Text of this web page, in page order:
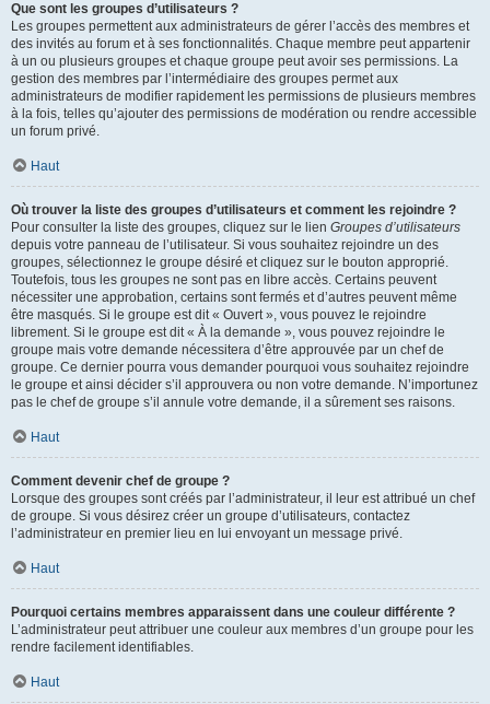
Que sont les groupes d’utilisateurs ?
Les groupes permettent aux administrateurs de gérer l’accès des membres et
des invités au forum et à ses fonctionnalités. Chaque membre peut appartenir
à un ou plusieurs groupes et chaque groupe peut avoir ses permissions. La
gestion des membres par l’intermédiaire des groupes permet aux
administrateurs de modifier rapidement les permissions de plusieurs membres
à la fois, telles qu’ajouter des permissions de modération ou rendre accessible
un forum privé.
Haut
Où trouver la liste des groupes d’utilisateurs et comment les rejoindre ?
Pour consulter la liste des groupes, cliquez sur le lien Groupes d’utilisateurs
depuis votre panneau de l’utilisateur. Si vous souhaitez rejoindre un des
groupes, sélectionnez le groupe désiré et cliquez sur le bouton approprié.
Toutefois, tous les groupes ne sont pas en libre accès. Certains peuvent
nécessiter une approbation, certains sont fermés et d’autres peuvent même
être masqués. Si le groupe est dit « Ouvert », vous pouvez le rejoindre
librement. Si le groupe est dit « À la demande », vous pouvez rejoindre le
groupe mais votre demande nécessitera d’être approuvée par un chef de
groupe. Ce dernier pourra vous demander pourquoi vous souhaitez rejoindre
le groupe et ainsi décider s’il approuvera ou non votre demande. N’importunez
pas le chef de groupe s’il annule votre demande, il a sûrement ses raisons.
Haut
Comment devenir chef de groupe ?
Lorsque des groupes sont créés par l’administrateur, il leur est attribué un chef
de groupe. Si vous désirez créer un groupe d’utilisateurs, contactez
l’administrateur en premier lieu en lui envoyant un message privé.
Haut
Pourquoi certains membres apparaissent dans une couleur différente ?
L’administrateur peut attribuer une couleur aux membres d’un groupe pour les
rendre facilement identifiables.
Haut